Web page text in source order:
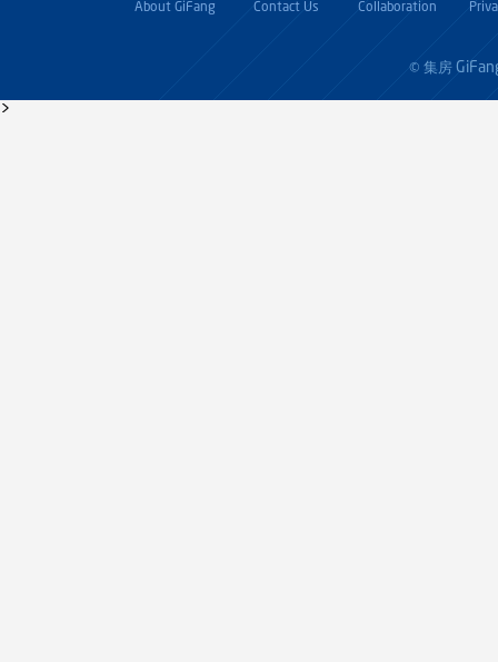
About GiFang Contact Us Collaboration
© 集房
>